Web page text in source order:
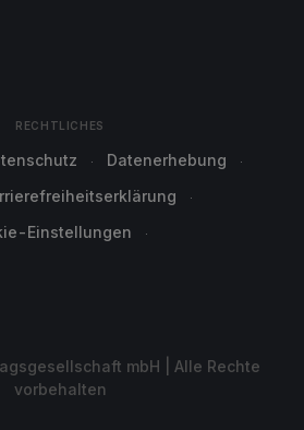
RECHTLICHES
Datenerhebung
Einstellungen
mbH | Alle Rechte
vorbehalten